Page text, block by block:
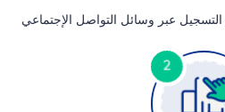
عبر وسائل التواصل الإجتماعي